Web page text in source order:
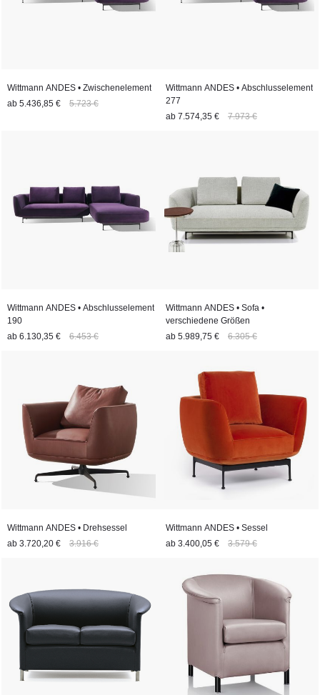
Wittmann ANDES • Zwischenelement
ab 5.436,85 € 5.723 €
Wittmann ANDES • Abschlusselement
277
ab 7.574,35 € 7.973 €
Wittmann ANDES • Abschlusselement
190
ab 6.130,35 € 6.453 €
Wittmann ANDES • Sofa •
verschiedene Größen
ab 5.989,75 € 6.305 €
Wittmann ANDES • Drehsessel
ab 3.720,20 € 3.916 €
Wittmann ANDES • Sessel
ab 3.400,05 € 3.579 €